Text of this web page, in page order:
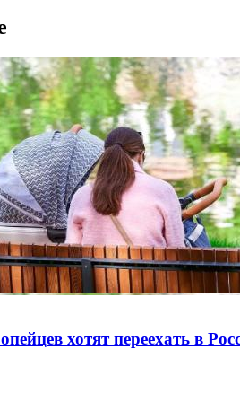
хотят переехать в